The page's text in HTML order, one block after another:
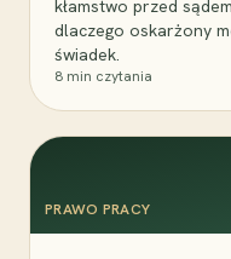
kłamstwo przed
dlaczego oskarżony
świadek.
8 min czytania
PRAWO PRACY